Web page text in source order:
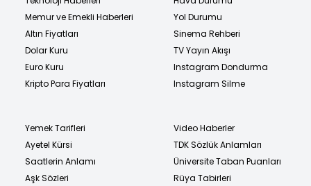
Memur ve Emekli Haberleri
Altın Fiyatları
Dolar Kuru
Euro Kuru
Kripto Para Fiyatları
Yol Durumu
Sinema Rehberi
TV Yayın Akışı
Instagram Dondurma
Instagram Silme
Yemek Tarifleri
Ayetel Kürsi
Saatlerin Anlamı
Aşk Sözleri
Video Haberler
TDK Sözlük Anlamları
Üniversite Taban Puanları
Rüya Tabirleri